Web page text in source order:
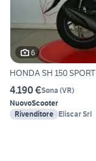
6
HONDA SH 150 SPORT
4.190 €Sona (VR)
NuovoScooter
Rivenditore Eliscar Srl